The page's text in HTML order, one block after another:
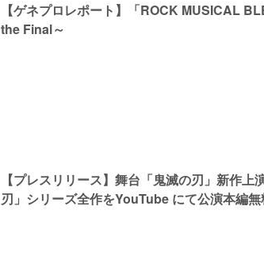
【ゲネプロレポート】「ROCK MUSICAL
the Final～
【プレスリリース】舞台「鬼滅の刃」新作上
刃」シリーズ全作をYouTube にて公演本編無